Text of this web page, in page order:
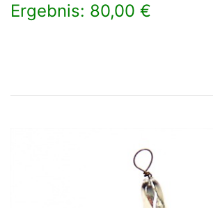
Ergebnis: 80,00 €